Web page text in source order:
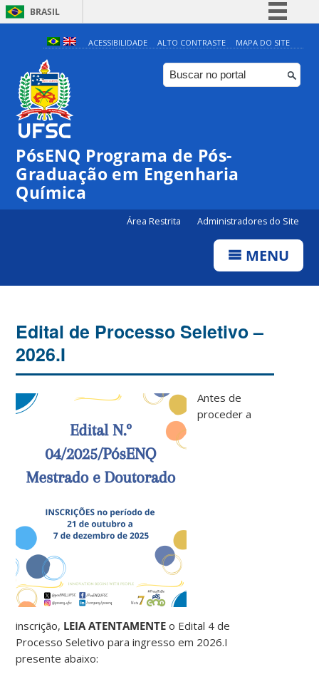
BRASIL
Simplifique!
Comunica BR
Participe
Canais
ACESSIBILIDADE ALTO CONTRASTE MAPA DO SITE
PósENQ Programa de Pós-
Graduação em Engenharia
Química
Área Restrita Administradores do Site
MENU
Edital de Processo Seletivo –
2026.I
Antes de
proceder a
inscrição, LEIA ATENTAMENTE o Edital 4 de
Processo Seletivo para ingresso em 2026.I
presente abaixo: